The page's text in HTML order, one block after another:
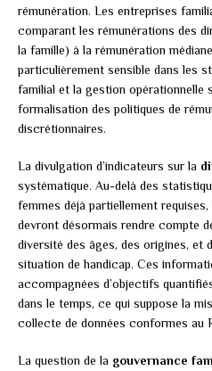
rémunération. Les entreprises
comparant les rémunérations des
la famille) à la rémunération
particulièrement sensible dans les
familial et la gestion opérationnelle
formalisation des politiques de
discrétionnaires.
La divulgation d’indicateurs sur la
systématique. Au-delà des
femmes déjà partiellement
devront désormais rendre compte
diversité des âges, des origines, et
situation de handicap. Ces
accompagnées d’objectifs
dans le temps, ce qui suppose la
collecte de données conformes au
La question de la gouvernance